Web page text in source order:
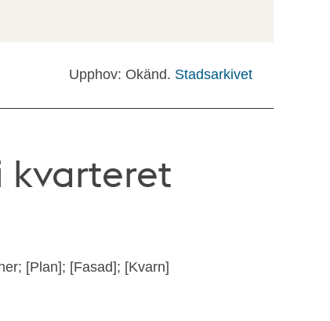
Upphov: Okänd. Stadsarkivet
kvarteret
[Plan]; [Fasad]; [Kvarn]